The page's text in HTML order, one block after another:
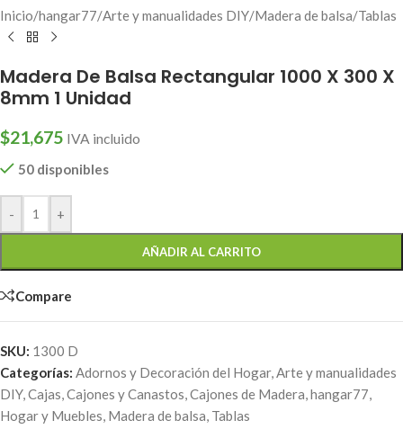
Inicio/hangar77/Arte y manualidades DIY/Madera de balsa/Tablas
Madera De Balsa Rectangular 1000 X 300 X
8mm 1 Unidad
$21,675 IVA incluido
50 disponibles
- +
AÑADIR AL CARRITO
Compare
SKU: 1300 D
Categorías: Adornos y Decoración del Hogar,Arte y manualidades
DIY,Cajas, Cajones y Canastos,Cajones de Madera,hangar77,
Hogar y Muebles, Madera de balsa, Tablas